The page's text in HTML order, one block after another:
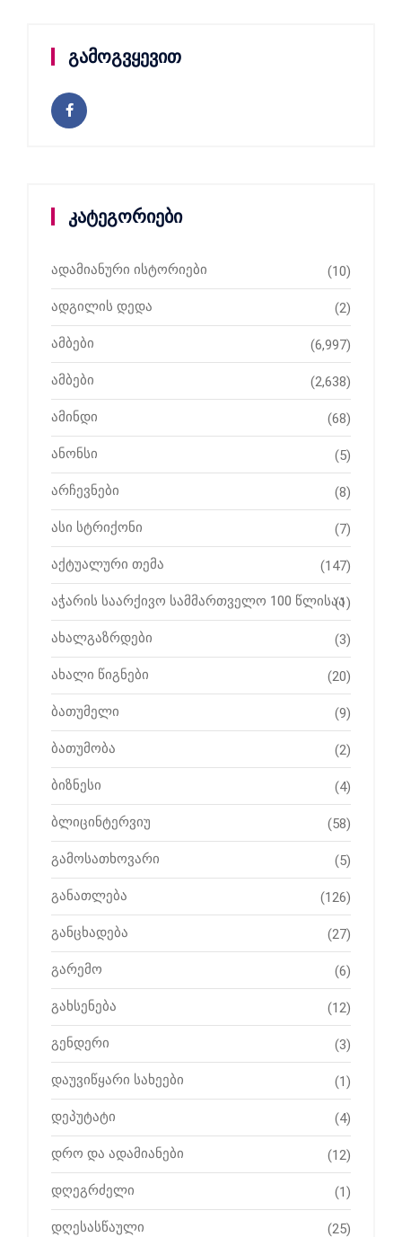
გამოგვყევით
კატეგორიები
ადამიანური ისტორიები (10)
ადგილის დედა (2)
ამბები (6,997)
ამბები (2,638)
ამინდი (68)
ანონსი (5)
არჩევნები (8)
ასი სტრიქონი (7)
აქტუალური თემა (147)
აჭარის საარქივო სამმართველო 100 წლისაა
(1)
ახალგაზრდები (3)
ახალი წიგნები (20)
ბათუმელი (9)
ბათუმობა (2)
ბიზნესი (4)
ბლიცინტერვიუ (58)
გამოსათხოვარი (5)
განათლება (126)
განცხადება (27)
გარემო (6)
გახსენება (12)
გენდერი (3)
დაუვიწყარი სახეები (1)
დეპუტატი (4)
დრო და ადამიანები (12)
დღეგრძელი (1)
დღესასწაული (25)